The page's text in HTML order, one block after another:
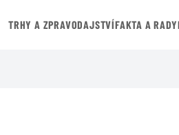
TRHY A ZPRAVODAJSTVÍFAKTA A RADY